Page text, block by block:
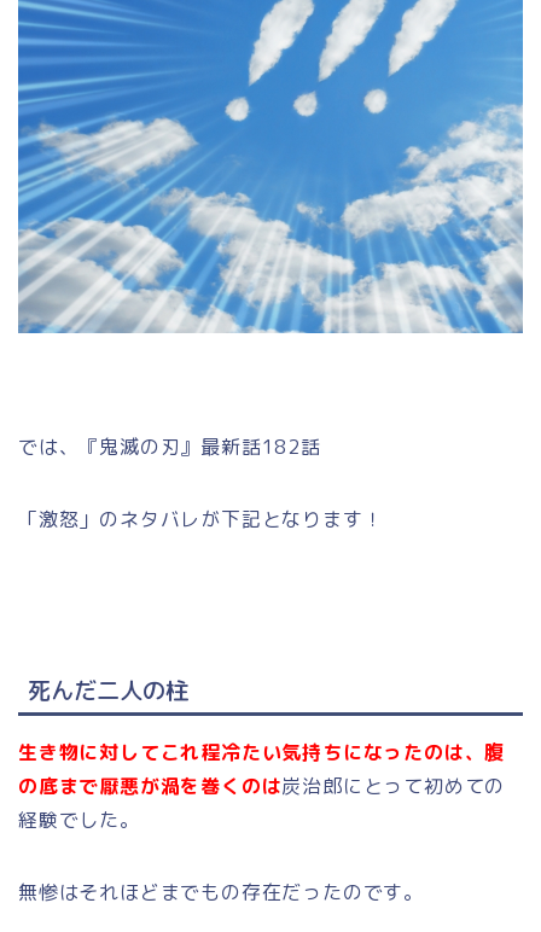
では、『鬼滅の刃』最新話182話
「激怒」のネタバレが下記となります！
死んだ二人の柱
生き物に対してこれ程冷たい気持ちになったのは、腹
の底まで厭悪が渦を巻くのは炭治郎にとって初めての
経験でした。
無惨はそれほどまでもの存在だったのです。